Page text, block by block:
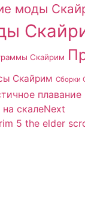
моды
Скайрим
Скайрим Сборки
плавание
скалеNext